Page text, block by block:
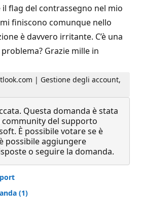
flag del contrassegno nel mio
finiscono comunque nello
è davvero irritante. C’è una
Grazie mille in
| Gestione degli account,
Questa domanda è stata
community del supporto
È possibile votare se è
possibile aggiungere
o seguire la domanda.
(1)